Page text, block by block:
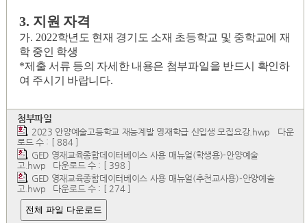
3. 지원 자격
가. 2022학년도 현재 경기도 소재 초등학교 및 중학교에 재
학 중인 학생
*제출 서류 등의 자세한 내용은 첨부파일을 반드시 확인하
여 주시기 바랍니다.
첨부파일
2023 안양예술고등학교 재능계발 영재학급 신입생 모집요강.hwp 다운
로드 수 : [ 884 ]
GED 영재교육종합데이터베이스 사용 매뉴얼(학생용)-안양예술
고.hwp 다운로드 수 : [ 398 ]
GED 영재교육종합데이터베이스 사용 매뉴얼(추천교사용)-안양예술
고.hwp 다운로드 수 : [ 274 ]
전체 파일 다운로드